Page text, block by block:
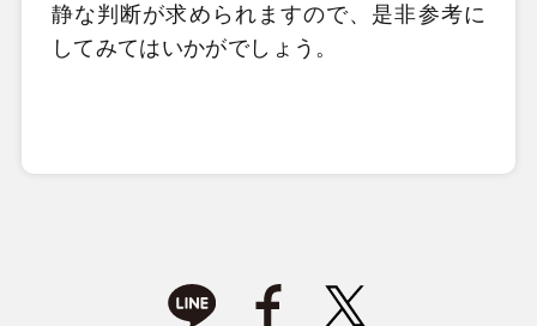
静な判断が求められますので、是非参考に
してみてはいかがでしょう。